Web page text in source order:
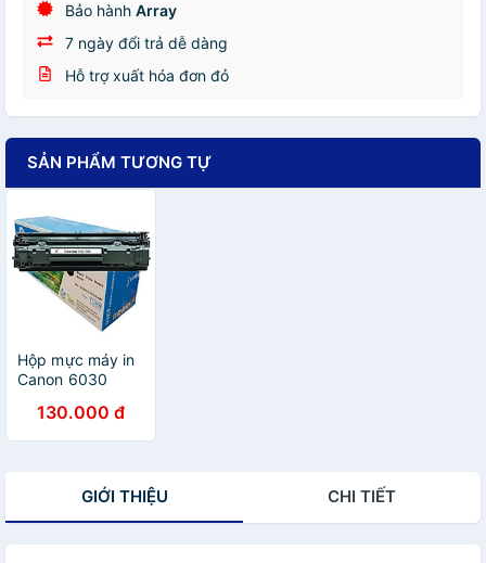
Bảo hành Array
7 ngày đổi trả dễ dàng
Hỗ trợ xuất hóa đơn đỏ
SẢN PHẨM TƯƠNG TỰ
Hộp mực máy in
Canon 6030
- Hộp mực 325
dùng cho máy in
3050, 3100 -
130.000 đ
GIỚI THIỆU CHI TIẾT